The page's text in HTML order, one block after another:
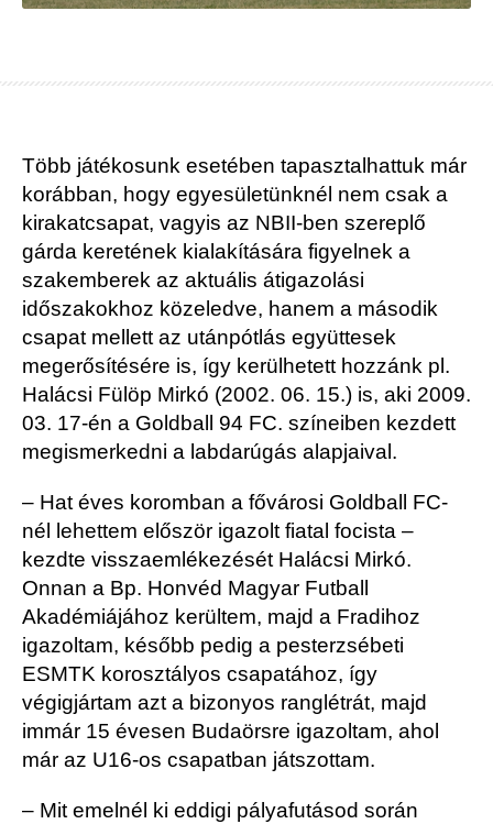
Több játékosunk esetében tapasztalhattuk már
korábban, hogy egyesületünknél nem csak a
kirakatcsapat, vagyis az NBII-ben szereplő
gárda keretének kialakítására figyelnek a
szakemberek az aktuális átigazolási
időszakokhoz közeledve, hanem a második
csapat mellett az utánpótlás együttesek
megerősítésére is, így kerülhetett hozzánk pl.
Halácsi Fülöp Mirkó (2002. 06. 15.) is, aki 2009.
03. 17-én a Goldball 94 FC. színeiben kezdett
megismerkedni a labdarúgás alapjaival.
– Hat éves koromban a fővárosi Goldball FC-
nél lehettem először igazolt fiatal focista –
kezdte visszaemlékezését Halácsi Mirkó.
Onnan a Bp. Honvéd Magyar Futball
Akadémiájához kerültem, majd a Fradihoz
igazoltam, később pedig a pesterzsébeti
ESMTK korosztályos csapatához, így
végigjártam azt a bizonyos ranglétrát, majd
immár 15 évesen Budaörsre igazoltam, ahol
már az U16-os csapatban játszottam.
– Mit emelnél ki eddigi pályafutásod során